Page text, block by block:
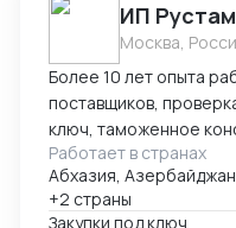
ИП
Москва,
Более 10 лет опыта
поставщиков,
ключ, таможенное
Работает в странах
Абхазия,
+2 страны
Закупки под ключ